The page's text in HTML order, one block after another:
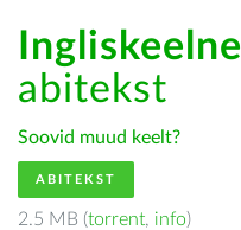
Ingliskeelne
abitekst
Soovid muud keelt?
ABITEKST
2.5 MB (torrent, info)